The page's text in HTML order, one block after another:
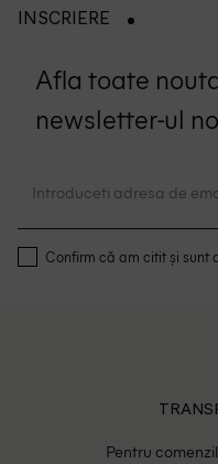
INSCRIERE
Afla toate
newsletter-ul
Confirm că am citit și sunt
Pentru